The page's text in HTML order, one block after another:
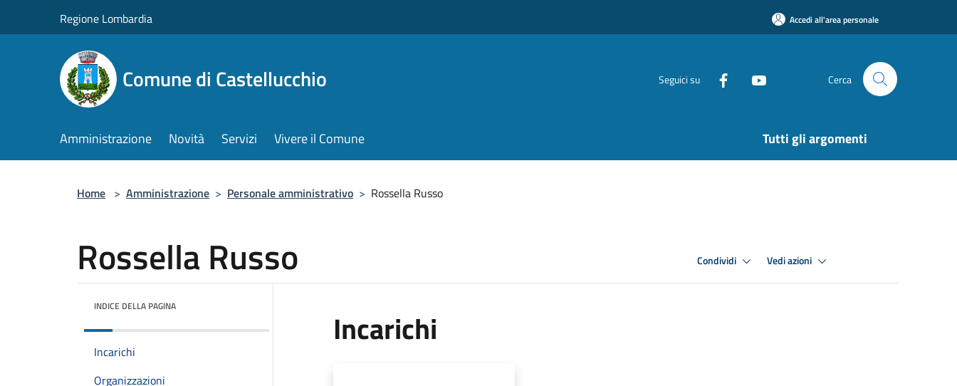
Regione Lombardia Accedi all'area personale
Comune di Castellucchio Seguici su Cerca
Amministrazione Novità Servizi Vivere il Comune Tutti gli argomenti
Home > Amministrazione > Personale amministrativo > Rossella Russo
Rossella Russo Condividi Vedi azioni
INDICE DELLA PAGINA
Incarichi
Organizzazioni
Incarichi